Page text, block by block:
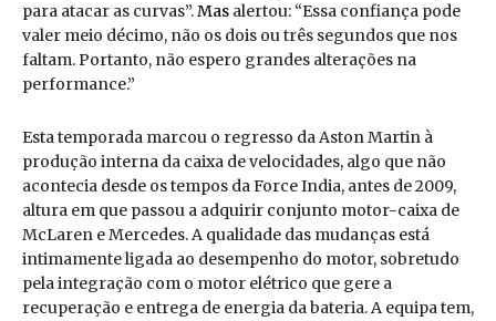
para atacar as curvas”.Mas alertou: “Essa confiança pode
valer meio décimo, não os dois ou três segundos que nos
faltam. Portanto, não espero grandes alterações na
performance.”
Esta temporada marcou o regresso da Aston Martin à
produção interna da caixa de velocidades, algo que não
acontecia desde os tempos da Force India, antes de 2009,
altura em que passou a adquirir conjunto motor-caixa de
McLaren e Mercedes. A qualidade das mudanças está
intimamente ligada ao desempenho do motor, sobretudo
pela integração com o motor elétrico que gere a
recuperação e entrega de energia da bateria. A equipa tem,